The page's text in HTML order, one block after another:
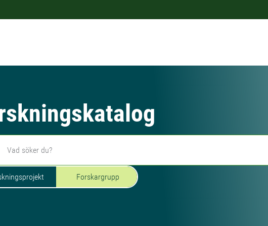
Forskargrupp